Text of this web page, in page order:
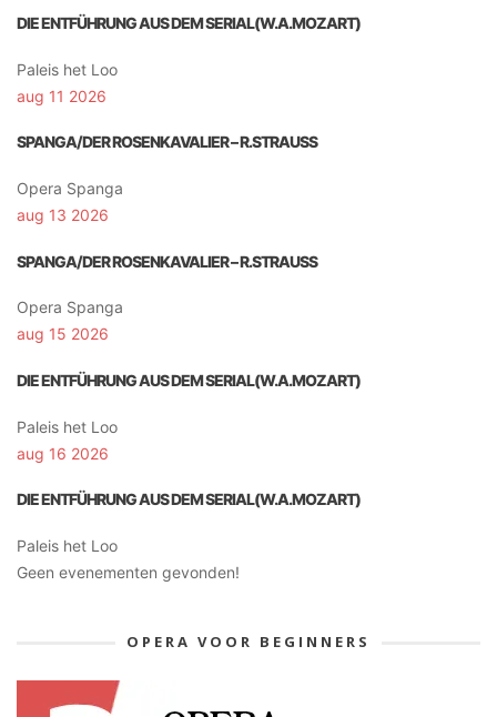
DIE ENTFÜHRUNG AUS DEM SERIAL(W.A.MOZART)
Paleis het Loo
aug 11 2026
SPANGA/DER ROSENKAVALIER – R.STRAUSS
Opera Spanga
aug 13 2026
SPANGA/DER ROSENKAVALIER – R.STRAUSS
Opera Spanga
aug 15 2026
DIE ENTFÜHRUNG AUS DEM SERIAL(W.A.MOZART)
Paleis het Loo
aug 16 2026
DIE ENTFÜHRUNG AUS DEM SERIAL(W.A.MOZART)
Paleis het Loo
Geen evenementen gevonden!
OPERA VOOR BEGINNERS